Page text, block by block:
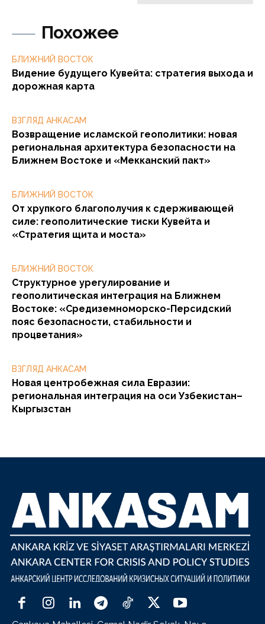
Похожее
БЛИЖНИЙ ВОСТОК
Видение будущего Кувейта: стратегия выхода и
дорожная карта
ВЗГЛЯД АНКАСАМ
Возвращение исламской геополитики: новая
региональная архитектура безопасности на
Ближнем Востоке и «Мекканский пакт»
БЛИЖНИЙ ВОСТОК
От хрупкого благополучия к сдерживающей
силе: геополитические тиски Кувейта и
«Стратегия щита и моста»
БЛИЖНИЙ ВОСТОК
Структурное урегулирование и
геополитическая интеграция на Ближнем
Востоке: «Средиземноморско-Персидский
пояс безопасности, стабильности и
процветания»
ВЗГЛЯД АНКАСАМ
Новая центробежная сила Евразии:
региональная интеграция на оси Узбекистан–
Кыргызстан